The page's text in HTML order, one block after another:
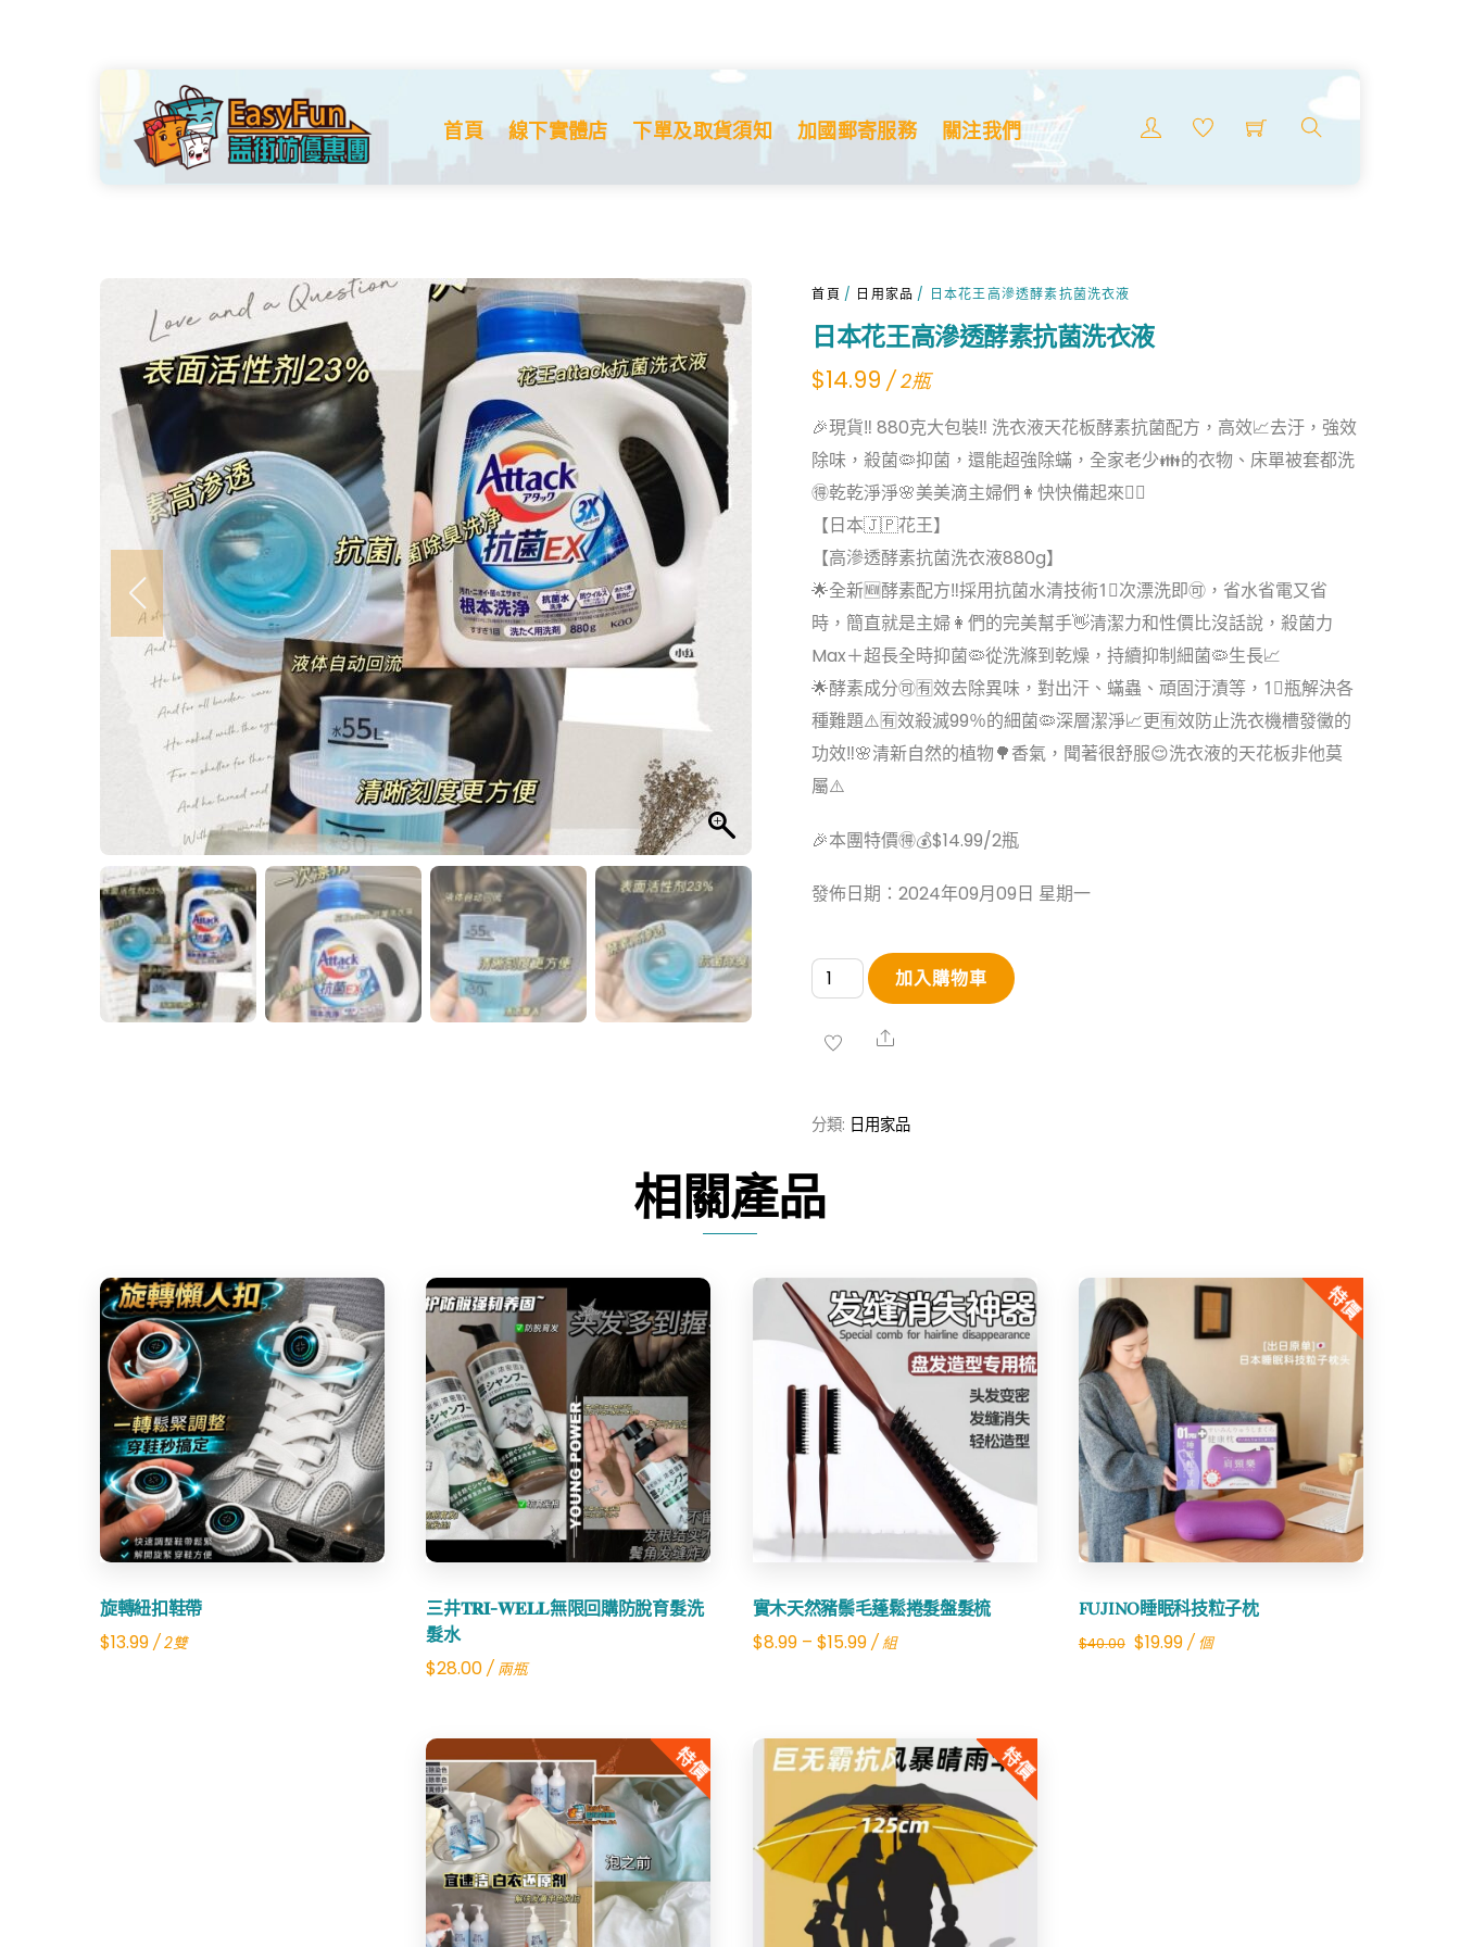
Menu
索
首頁 線下實體店 下單及取貨須知 加國郵寄服務 關注我們
首頁 / 日用家品 / 日本花王高滲透酵素抗菌洗衣液
日本花王高滲透酵素抗菌洗衣液
$14.99 / 2瓶
🎉現貨‼ 880克大包裝‼️ 洗衣液天花板酵素抗菌配方，高效📈去汙，強效
除味，殺菌🦠抑菌，還能超強除蟎，全家老少👪的衣物、床單被套都洗
🉐️乾乾淨淨🌸美美滴主婦們👩快快備起來🏃‍♀️
【日本🇯🇵花王】
【高滲透酵素抗菌洗衣液880g】
🌟全新🆕酵素配方‼️採用抗菌水清技術1⃣️次漂洗即🉑️，省水省電又省
時，簡直就是主婦👩們的完美幫手👋清潔力和性價比沒話說，殺菌力
Max＋超長全時抑菌🦠從洗滌到乾燥，持續抑制細菌🦠生長📈
🌟酵素成分🉑️🈶️效去除異味，對出汗、蟎蟲、頑固汙漬等，1⃣️瓶解決各
種難題⚠️🈶️效殺滅99％的細菌🦠深層潔淨📈更🈶️效防止洗衣機槽發黴的
功效‼️🌸清新自然的植物🌳香氣，聞著很舒服😌洗衣液的天花板非他莫
屬⚠️
🎉本團特價🉐️💰$14.99/2瓶
發佈日期：2024年09月09日 星期一
日
本
花
滲
透
酵
洗
衣
液
量
加入購物車
Share
分類: 日用家品
相關產品
旋轉紐扣鞋帶
$13.99 / 2雙
Share
三井𝐓𝐑𝐈-𝐖𝐄𝐋𝐋無限回購防脫育髮洗
髮水
$28.00 / 兩瓶
Share
實木天然豬鬃毛蓬鬆捲髮盤髮梳
$8.99– $15.99/ 組
Share
特價
FUJINO睡眠科技粒子枕
$40.00 Original
$19.99Current
/ 個
Share
特價
Share
特價
Share